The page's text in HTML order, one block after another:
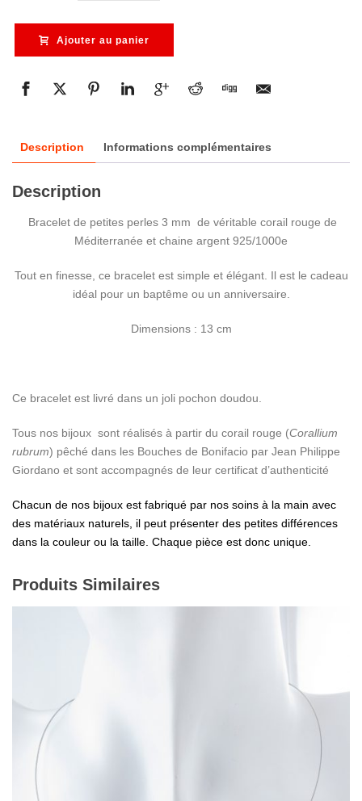
Ajouter au panier
Description Informations complémentaires
Description
Bracelet de petites perles 3 mm de véritable corail rouge de
Méditerranée et chaine argent 925/1000e
Tout en finesse, ce bracelet est simple et élégant. Il est le cadeau
idéal pour un baptême ou un anniversaire.
Dimensions : 13 cm
Ce bracelet est livré dans un joli pochon doudou.
Tous nos bijoux sont réalisés à partir du corail rouge (Corallium
rubrum) pêché dans les Bouches de Bonifacio par Jean Philippe
Giordano et sont accompagnés de leur certificat d’authenticité
Chacun de nos bijoux est fabriqué par nos soins à la main avec
des matériaux naturels, il peut présenter des petites différences
dans la couleur ou la taille. Chaque pièce est donc unique.
Produits Similaires